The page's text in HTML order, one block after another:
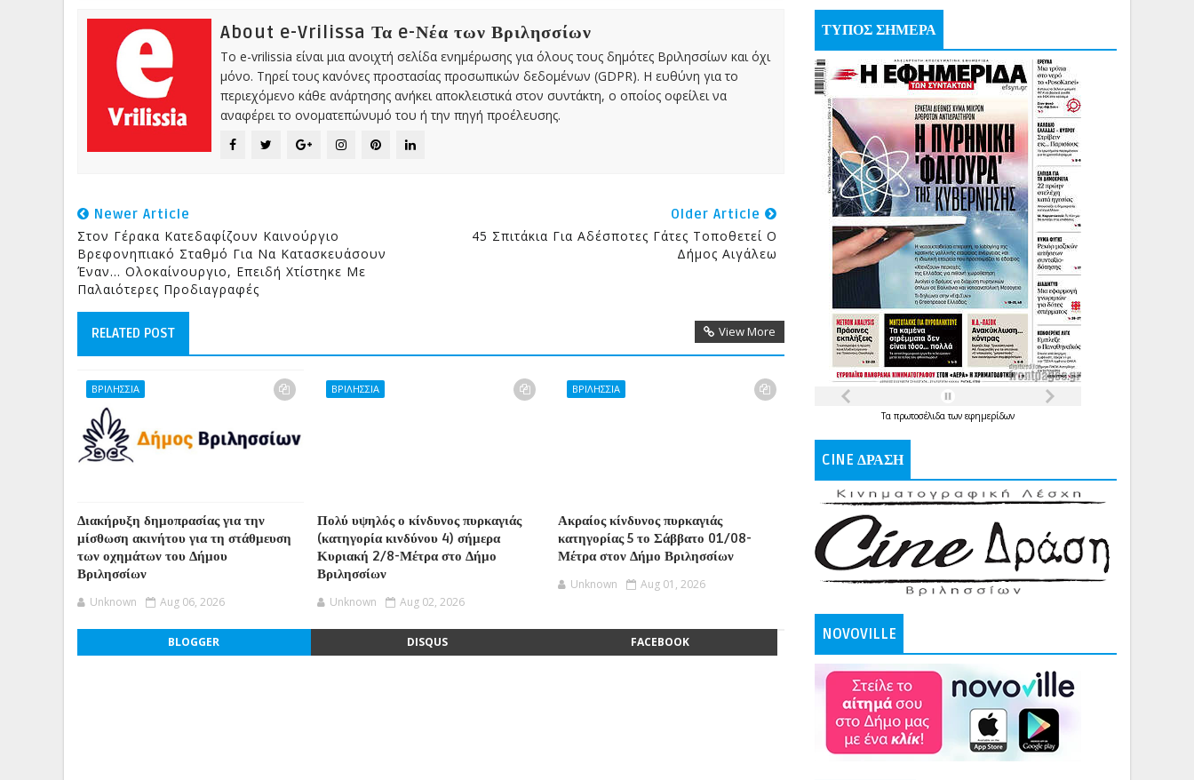
About e-Vrilissa Τα e-Νέα των Βριλησσίων
Το e-vrilissia είναι μια ανοιχτή σελίδα ενημέρωσης για όλους τους δημότες Βριλησσίων και όχι
μόνο. Τηρεί τους κανόνες προστασίας προσωπικών δεδομένων (GDPR). Η ευθύνη για το
περιεχόμενο κάθε ανάρτησης ανήκει αποκλειστικά στον συντάκτη, ο οποίος οφείλει να
αναφέρει το ονοματεπώνυμό του ή την πηγή προέλευσης.
Newer Article
Στον Γέρακα Κατεδαφίζουν Καινούργιο
Βρεφονηπιακό Σταθμό Για Να Κατασκευάσουν
Έναν... Ολοκαίνουργιο, Επειδή Χτίστηκε Με
Παλαιότερες Προδιαγραφές
Older Article
45 Σπιτάκια Για Αδέσποτες Γάτες Τοποθετεί Ο
Δήμος Αιγάλεω
RELATED POST View More
ΒΡΙΛΗΣΣΙΑ
Διακήρυξη δημοπρασίας για την
μίσθωση ακινήτου για τη στάθμευση
των οχημάτων του Δήμου
Βριλησσίων
Unknown Aug 06, 2026
ΒΡΙΛΗΣΣΙΑ
Πολύ υψηλός ο κίνδυνος πυρκαγιάς
(κατηγορία κινδύνου 4) σήμερα
Κυριακή 2/8-Μέτρα στο Δήμο
Βριλησσίων
Unknown Aug 02, 2026
ΒΡΙΛΗΣΣΙΑ
Ακραίος κίνδυνος πυρκαγιάς
κατηγορίας 5 το Σάββατο 01/08-
Μέτρα στον Δήμο Βριλησσίων
Unknown Aug 01, 2026
BLOGGER DISQUS FACEBOOK
ΤΥΠΟΣ ΣΗΜΕΡΑ
Τα πρωτοσέλιδατων εφημερίδων
CINE ΔΡΑΣΗ
NOVOVILLE